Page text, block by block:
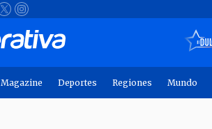
Magazine Deportes Regiones Mundo